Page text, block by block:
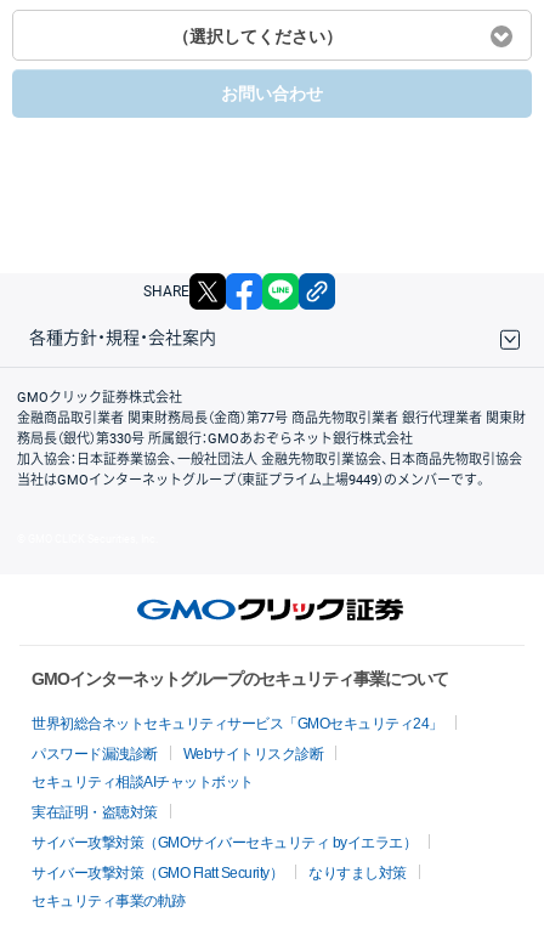
（選択してください）
お問い合わせ
SHARE X facebook
各種方針・規程・会社案内
取引規程・約款
サイトマップ
その他のご案内
個人情報保護方針
最良執行方針
サイトのご利用について
ディスクレイマー
信託保全
リスク説明
会社案内
GMOクリック証券株式会社
金融商品取引業者 関東財務局長（金商）第77号 商品先物取引業者 銀行代理業者 関東財
務局長（銀代）第330号 所属銀行：GMOあおぞらネット銀行株式会社
加入協会：日本証券業協会、一般社団法人 金融先物取引業協会、日本商品先物取引協会
当社はGMOインターネットグループ（東証プライム上場9449）のメンバーです。
GMOインターネットグループのセキュリティ事業について
世界初総合ネットセキュリティサービス「GMOセキュリティ24」
パスワード漏洩診断
Webサイトリスク診断
セキュリティ相談AIチャットボット
実在証明・盗聴対策
サイバー攻撃対策（GMOサイバーセキュリティ byイエラエ）
サイバー攻撃対策（GMO Flatt Security）
なりすまし対策
セキュリティ事業の軌跡